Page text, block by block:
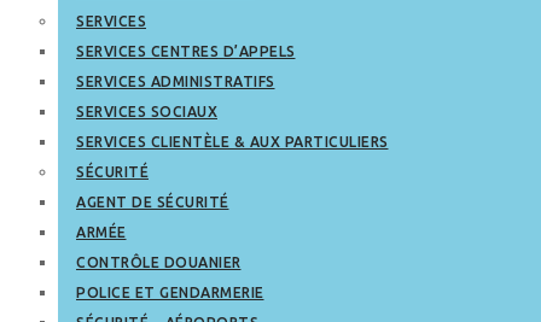
SERVICES
SERVICES CENTRES D’APPELS
SERVICES ADMINISTRATIFS
SERVICES SOCIAUX
SERVICES CLIENTÈLE & AUX PARTICULIERS
SÉCURITÉ
AGENT DE SÉCURITÉ
ARMÉE
CONTRÔLE DOUANIER
POLICE ET GENDARMERIE